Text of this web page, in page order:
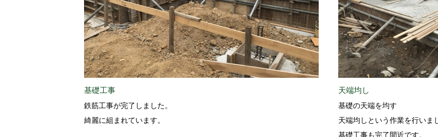
基礎工事
鉄筋工事が完了しました。
綺麗に組まれています。
天端均し
基礎の天端を均す
天端均しという作業を行いま
基礎工事も完了間近です。